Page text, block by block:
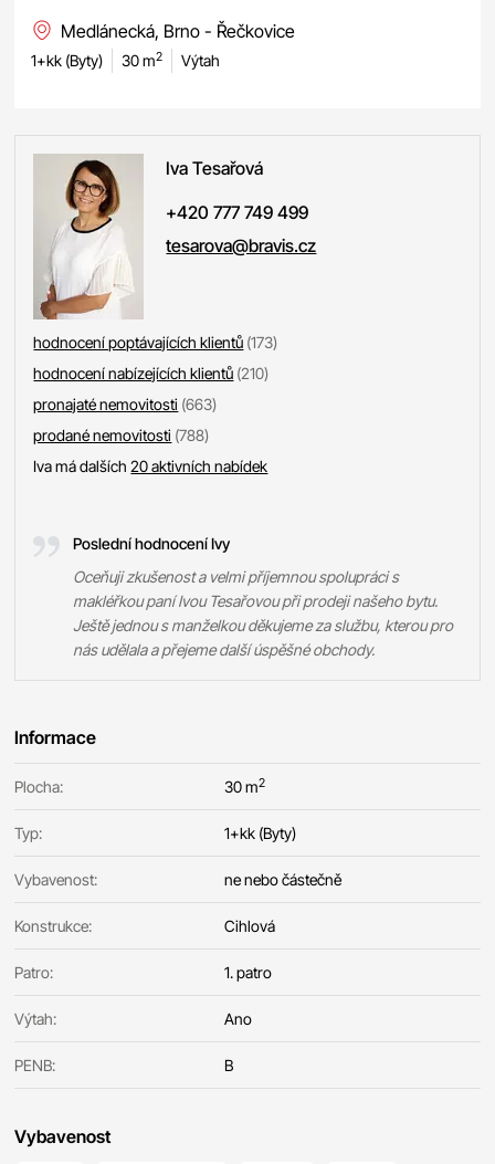
Medlánecká, Brno - Řečkovice
1+kk (Byty) 30 m2 Výtah
IvaTesařová
+420 777 749 499
tesarova@bravis.cz
hodnocení poptávajících klientů (173)
hodnocení nabízejících klientů (210)
pronajaté nemovitosti (663)
prodané nemovitosti (788)
Iva má dalších20 aktivních nabídek
Poslední hodnocení Ivy
Oceňuji zkušenost a velmi příjemnou spolupráci s
makléřkou paní Ivou Tesařovou při prodeji našeho bytu.
Ještě jednou s manželkou děkujeme za službu, kterou pro
nás udělala a přejeme další úspěšné obchody.
Informace
Plocha: 30 m2
Typ: 1+kk (Byty)
Vybavenost: ne nebo částečně
Konstrukce: Cihlová
Patro: 1. patro
Výtah: Ano
PENB: B
Vybavenost